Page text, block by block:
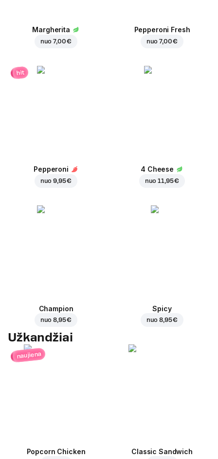
Margherita
nuo7,00 €
Pepperoni Fresh
nuo7,00 €
hit
Pepperoni
nuo9,95 €
4 Cheese
nuo11,95 €
Champion
nuo8,95 €
Spicy
nuo8,95 €
Užkandžiai
naujiena
Popcorn Chicken Classic Sandwich